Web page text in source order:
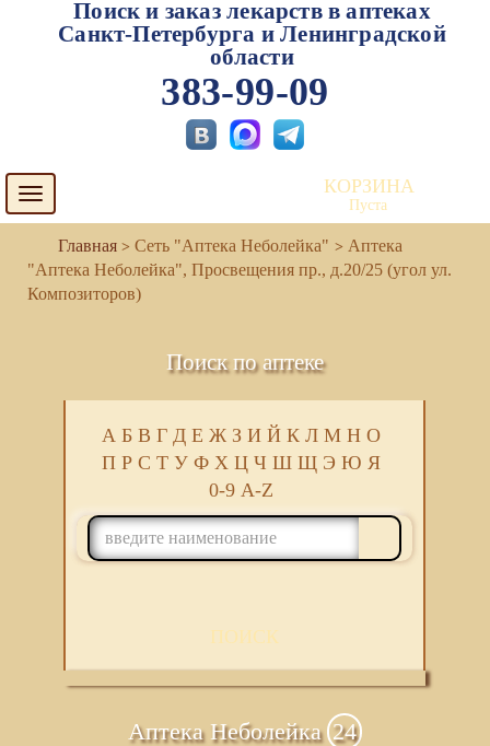
Поиск и заказ лекарств в аптеках
Санкт-Петербурга и Ленинградской
области
383-99-09
Toggle
navigation
КОРЗИНА
Пуста
Сеть "Аптека Неболейка"
Аптека
"Аптека Неболейка", Просвещения пр., д.20/25 (угол ул.
Композиторов)
Поиск по аптеке
А Б В Г Д Е Ж З И Й К Л М Н О
П Р С Т У Ф Х Ц Ч Ш Щ Э Ю Я
0-9 A-Z
ПОИСК
Аптека Неболейка 24